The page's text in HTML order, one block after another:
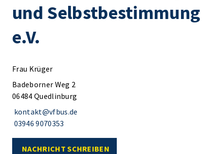
und Selbstbestimmung
e.V.
Frau Krüger
Badeborner Weg 2
06484 Quedlinburg
kontakt@vfbus.de
03946 9070353
NACHRICHT SCHREIBEN